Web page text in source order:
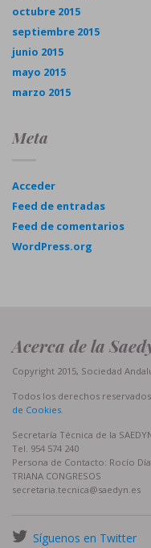
octubre 2015
septiembre 2015
junio 2015
mayo 2015
marzo 2015
Meta
Acceder
Feed de entradas
Feed de comentarios
WordPress.org
Acerca de la
Copyright 2015, Sociedad
Todos los derechos reservados.
de Cookies
Secretaría Técnica de la
Tel. 954 574 240
Persona de Contacto: Rocío
TRIANA CONGRESOS
secretaria.tecnica@saedyn.es
Síguenos en Twitter